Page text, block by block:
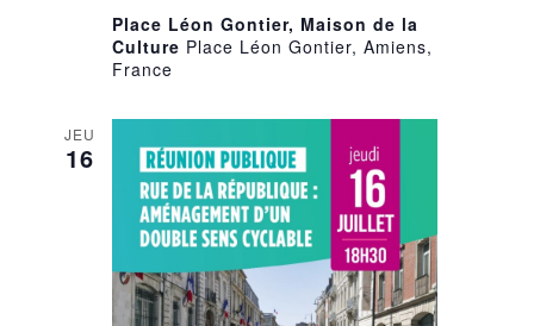
Place Léon Gontier, Maison de la
Culture Place Léon Gontier, Amiens,
France
JEU
16